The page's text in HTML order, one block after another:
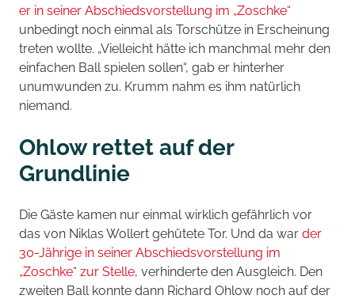
er in seiner Abschiedsvorstellung im „Zoschke“
unbedingt noch einmal als Torschütze in Erscheinung
treten wollte. „Vielleicht hätte ich manchmal mehr den
einfachen Ball spielen sollen“, gab er hinterher
unumwunden zu. Krumm nahm es ihm natürlich
niemand.
Ohlow rettet auf der
Grundlinie
Die Gäste kamen nur einmal wirklich gefährlich vor
das von Niklas Wollert gehütete Tor. Und da war der
30-Jährige in seiner Abschiedsvorstellung im
„Zoschke“ zur Stelle, verhinderte den Ausgleich. Den
zweiten Ball konnte dann Richard Ohlow noch auf der